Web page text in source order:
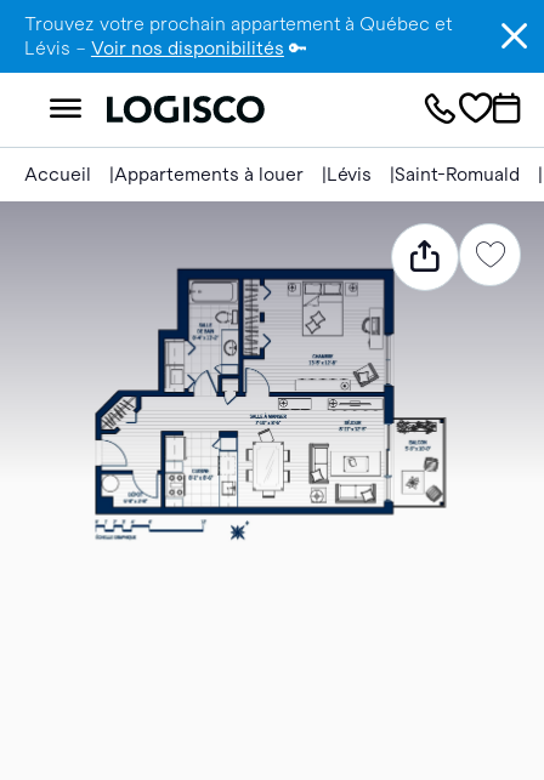
Trouvez votre prochain appartement à Québec et
Lévis – Voir nos disponibilités 🔑
Accueil Appartements à louer Lévis Saint-Romuald